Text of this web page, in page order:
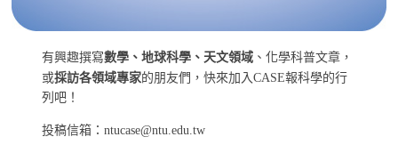
有興趣撰寫數學、地球科學、天文領域 、化學科普文章，
或採訪各領域專家的朋友們，快來加入CASE報科學的行
列吧！
投稿信箱：ntucase@ntu.edu.tw